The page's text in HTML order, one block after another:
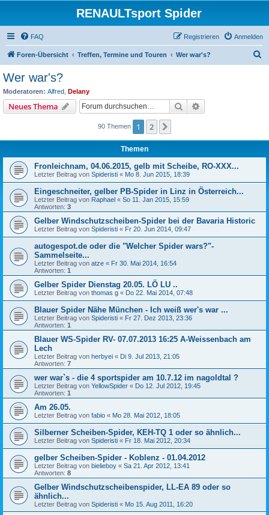
RENAULTsport Spider
FAQ Anmelden
Registrieren
Foren-Übersicht Treffen, Termine und Touren Wer war's?
Wer war's?
Moderatoren: Alfred Delany
Neues Thema Suche
90 Themen 1 2
Themen
Fronleichnam, 04.06.2015, gelb mit Scheibe, RO-XXX...
Letzter Beitrag von Spideristi « Mo 8. Jun 2015, 18:39
Eingeschneiter, gelber PB-Spider in Linz in Österreich...
Letzter Beitrag von Raphael « So 11. Jan 2015, 15:59
Antworten: 3
Gelber Windschutzscheiben-Spider bei der Bavaria Historic
Letzter Beitrag von Spideristi « Fr 20. Jun 2014, 09:47
autogespot.de oder die "Welcher Spider wars?"-
Sammelseite...
Letzter Beitrag von atze « Fr 30. Mai 2014, 16:54
Antworten: 1
Gelber Spider Dienstag 20.05. LÖ LU ..
Letzter Beitrag von thomas g « Do 22. Mai 2014, 07:48
Blauer Spider Nähe München - Ich weiß wer's war ...
Letzter Beitrag von Spideristi « Fr 27. Dez 2013, 23:36
Antworten: 1
Blauer WS-Spider RV- 07.07.2013 16:25 A-Weissenbach am
Lech
Letzter Beitrag von herbyei « Di 9. Jul 2013, 21:05
Antworten: 7
wer war`s - die 4 sportspider am 10.7.12 im nagoldtal ?
Letzter Beitrag von YellowSpider « Do 12. Jul 2012, 19:45
Antworten: 1
Am 26.05.
Letzter Beitrag von fabio « Mo 28. Mai 2012, 18:05
Silberner Scheiben-Spider, KEH-TQ 1 oder so ähnlich...
Letzter Beitrag von Spideristi « Fr 18. Mai 2012, 20:34
gelber Scheiben-Spider - Koblenz - 01.04.2012
Letzter Beitrag von bielieboy « Sa 21. Apr 2012, 13:41
Antworten: 8
Gelber Windschutzscheibenspider, LL-EA 89 oder so
ähnlich...
Letzter Beitrag von Spideristi « Mo 15. Aug 2011, 16:20